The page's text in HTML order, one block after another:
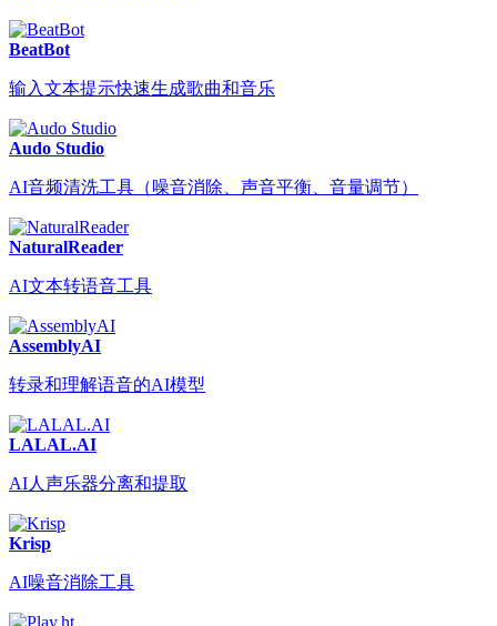
BeatBot
输入文本提示快速生成歌曲和音乐
Audo Studio
AI音频清洗工具（噪音消除、声音平衡、音量调节）
NaturalReader
AI文本转语音工具
AssemblyAI
转录和理解语音的AI模型
LALAL.AI
AI人声乐器分离和提取
Krisp
AI噪音消除工具